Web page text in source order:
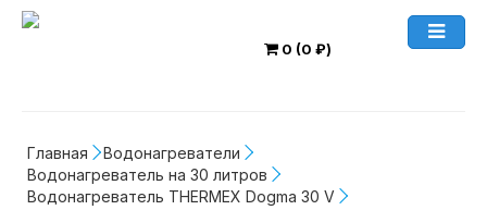
0 (0 ₽)
Главная
Водонагреватели
Водонагреватель на 30 литров
Водонагреватель THERMEX Dogma 30 V